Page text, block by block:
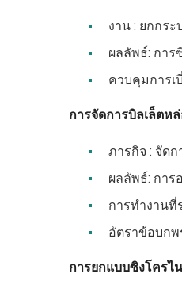
งาน : ยกกร
ผลลัพธ์: การ
ควบคุมการเ
การจัดการบิลเล็ตห
ภารกิจ : จัดก
ผลลัพธ์: การ
การทำงาน
อัตราข้อบกพ
การยกแบบซิงโครไ